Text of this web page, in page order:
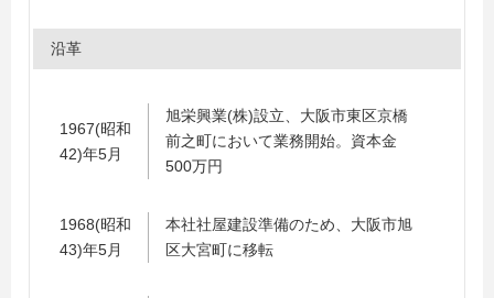
沿革
1967(昭和
42)年5月
旭栄興業(株)設立、大阪市東区京橋
前之町において業務開始。資本金
500万円
1968(昭和
43)年5月
本社社屋建設準備のため、大阪市旭
区大宮町に移転